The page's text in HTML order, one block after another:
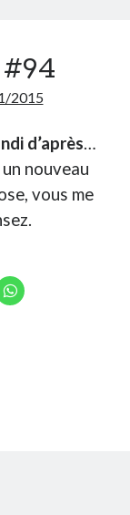
2015
d’après…
nouveau
vous me